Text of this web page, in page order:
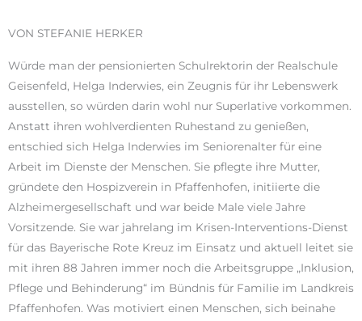
VON STEFANIE HERKER
Würde man der pensionierten Schulrektorin der Realschule
Geisenfeld, Helga Inderwies, ein Zeugnis für ihr Lebenswerk
ausstellen, so würden darin wohl nur Superlative vorkommen.
Anstatt ihren wohlverdienten Ruhestand zu genießen,
entschied sich Helga Inderwies im Seniorenalter für eine
Arbeit im Dienste der Menschen. Sie pflegte ihre Mutter,
gründete den Hospizverein in Pfaffenhofen, initiierte die
Alzheimergesellschaft und war beide Male viele Jahre
Vorsitzende. Sie war jahrelang im Krisen-Interventions-Dienst
für das Bayerische Rote Kreuz im Einsatz und aktuell leitet sie
mit ihren 88 Jahren immer noch die Arbeitsgruppe „Inklusion,
Pflege und Behinderung“ im Bündnis für Familie im Landkreis
Pfaffenhofen. Was motiviert einen Menschen, sich beinahe